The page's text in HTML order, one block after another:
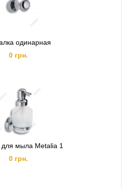
одинарная
0 грн.
для мыла Metalia 1
0 грн.